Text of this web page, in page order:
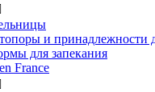
и принадлежности
для запекания
France